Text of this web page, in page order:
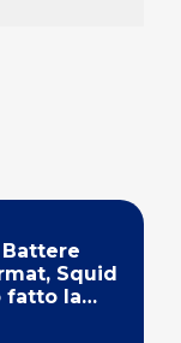
Battere
Squid
fatto la